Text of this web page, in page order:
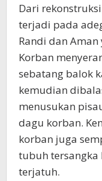
Dari
terjadi pada
Randi dan
Korban
sebatang balok
kemudian
menusukan
dagu korban.
korban juga
tubuh tersangka
terjatuh.